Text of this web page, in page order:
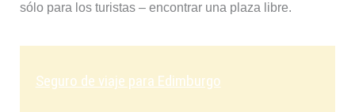
sólo para los turistas – encontrar una plaza libre.
Seguro de viaje para Edimburgo